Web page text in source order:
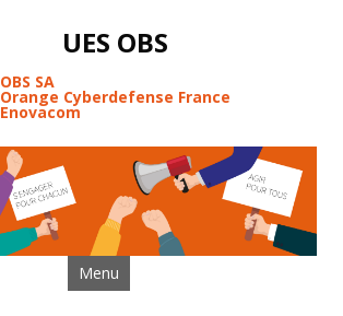
UES OBS
OBS SA
Orange Cyberdefense France
Enovacom
Menu Aller au contenu